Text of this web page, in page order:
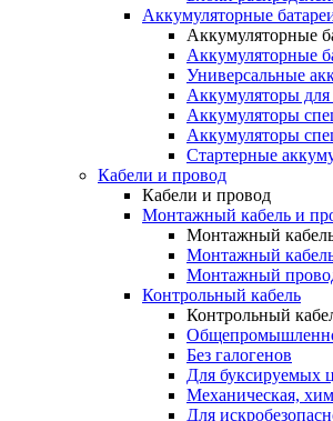
Аккумуляторные
Аккумуляторные
Аккумуляторные
Универсальные
Аккумуляторы
Аккумуляторы
Аккумуляторы
Стартерные
Кабели и провод
Кабели и провод
Монтажный кабель и
Монтажный
Монтажный
Монтажный
Контрольный кабель
Контрольный
Без галогенов
Для буксируемых
Механическая,
Для